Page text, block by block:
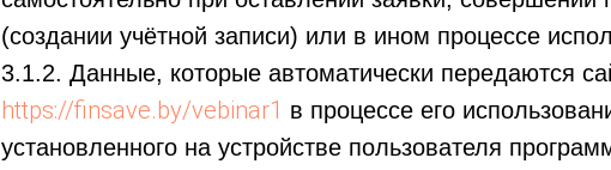
(создании учётной записи) или в ином процессе
3.1.2. Данные, которые автоматически передаются
https://finsave.by/vebinar1 в процессе его
установленного на устройстве пользователя